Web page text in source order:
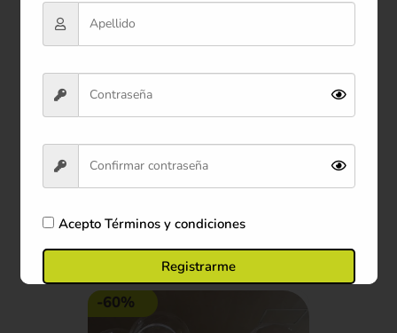
Flor artificial Multicolor 49
$3.000
Comprar ahora
-60%
AceptoTérminos y condiciones
Registrarme